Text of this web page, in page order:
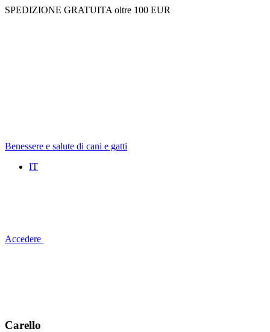
SPEDIZIONE GRATUITA oltre 100 EUR
Benessere e salute di cani e gatti
IT
Accedere
Carello